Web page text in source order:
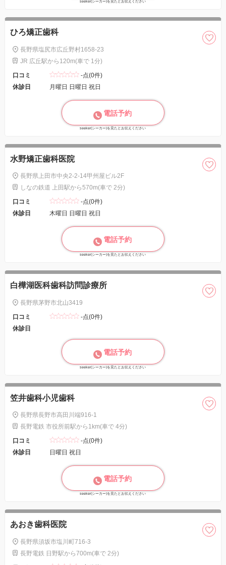
seeker(シーカー)を見たとお伝えください
ひろ矯正歯科
長野県塩尻市広丘野村1658-23
JR 広丘駅から120m(車で 1分)
口コミ
-点(0件)
休診日
月曜日 日曜日 祝日
電話予約
seeker(シーカー)を見たとお伝えください
水野矯正歯科医院
長野県上田市中央2-2-14甲州屋ビル2F
しなの鉄道 上田駅から570m(車で 2分)
口コミ
-点(0件)
休診日
木曜日 日曜日 祝日
電話予約
seeker(シーカー)を見たとお伝えください
白樺湖医科歯科訪問診療所
長野県茅野市北山3419
口コミ
-点(0件)
休診日
電話予約
seeker(シーカー)を見たとお伝えください
笠井歯科小児歯科
長野県長野市高田川端916-1
長野電鉄 市役所前駅から1km(車で 4分)
口コミ
-点(0件)
休診日
日曜日 祝日
電話予約
seeker(シーカー)を見たとお伝えください
あおき歯科医院
長野県須坂市塩川町716-3
長野電鉄 日野駅から700m(車で 2分)